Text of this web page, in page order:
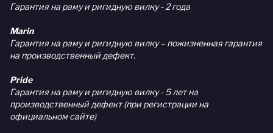
Гарантия на раму и ригидную вилку - 2 года
Marin
Гарантия на раму и ригидную вилку – пожизненная гарантия
на производственный дефект.
Pride
Гарантия на раму и ригидную вилку - 5 лет на
производственный дефект (при регистрации на
официальном сайте)